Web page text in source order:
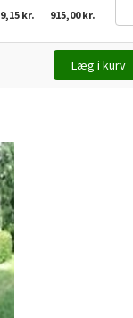
9,15 kr. 915,00 kr.